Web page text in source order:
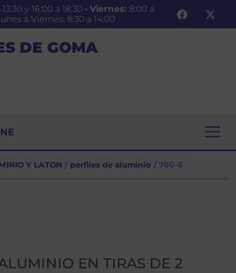
y 16:00 a 18:30 · Viernes: 8:00 a
a Viernes: 8:30 a 14:00
DE GOMA
Y LATON / perfiles de aluminio / 700-6
EN TIRAS DE 2